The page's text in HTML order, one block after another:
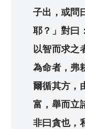
子出，或問
耶？」對曰
以智而求之
為命者，弗
爾循其方，
富，舉而立
非曰貪也，